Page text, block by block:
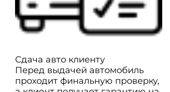
Сдача авто клиенту
Перед выдачей автомобиль
проходит финальную проверку,